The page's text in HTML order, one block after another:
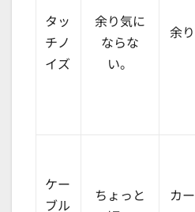
タッ
チノ
イズ
余り気に
ならな
い。
余
ケー
ブル
ちょっと
カ